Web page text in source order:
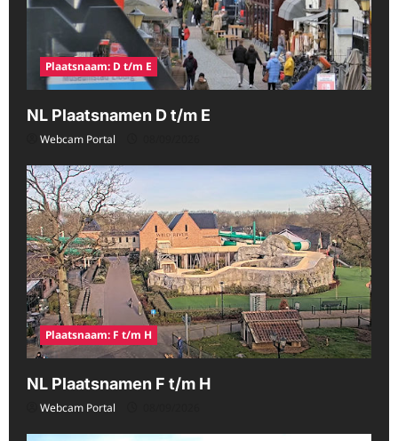
Plaatsnaam: D t/m E
NL Plaatsnamen D t/m E
Webcam Portal
Plaatsnaam: F t/m H
NL Plaatsnamen F t/m H
Webcam Portal